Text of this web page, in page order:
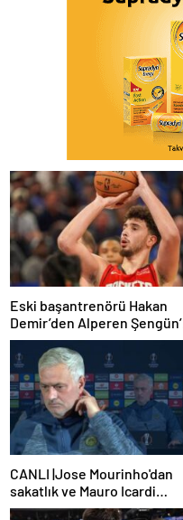
Eski başantrenörü Hakan
Demir’den Alperen Şengün’e
övgü
CANLI |Jose Mourinho'dan
sakatlık ve Mauro Icardi
yanıtı! 'Kimse dokunamaz!'